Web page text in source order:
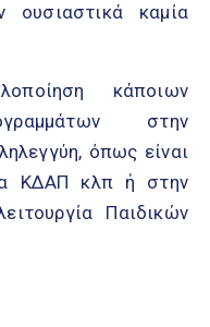
καμία
κάποιων
στην
όπως είναι
ΚΔΑΠ κλπ ή στην
Παιδικών